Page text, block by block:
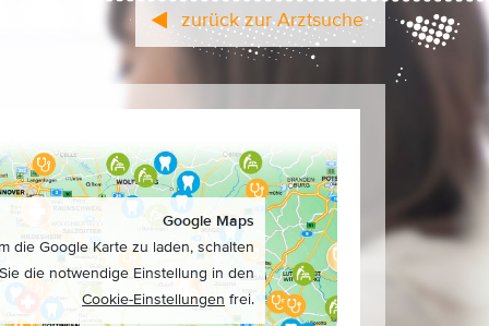
zurück zur Arztsuche
Google Maps
die Google Karte zu laden, schalten
Sie die notwendige Einstellung in den
Cookie-Einstellungen frei.